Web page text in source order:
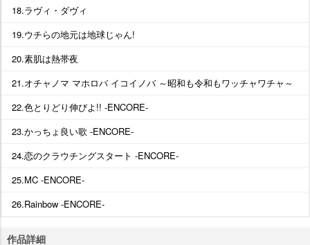
18.ラヴィ・ダヴィ
19.ウチらの地元は地球じゃん!
20.素肌は熱帯夜
21.オチャノマ マホロバ イコイノバ ～昭和も令和もワッチャワチャ～
22.色とりどり伸びよ!! -ENCORE-
23.かっちょ良い歌 -ENCORE-
24.恋のクラウチングスタート -ENCORE-
25.MC -ENCORE-
26.Rainbow -ENCORE-
作品詳細